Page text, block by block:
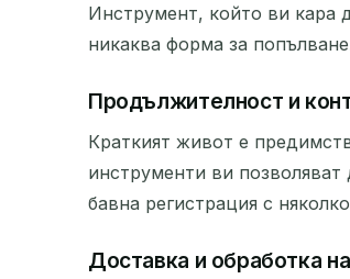
Инструмент, който ви кара
никаква форма за
Продължителност и
Краткият живот е
инструменти ви
бавна регистрация с
Доставка и обработка